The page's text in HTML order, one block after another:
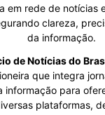
em rede de notícias
clareza,
da informação.
de Notícias do
que integra
informação para
plataformas,